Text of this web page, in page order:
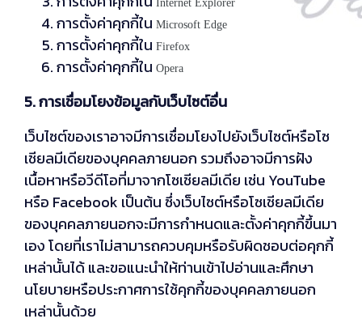
Internet Explorer
การตั้งค่าคุกกี้ใน Microsoft Edge
การตั้งค่าคุกกี้ใน Firefox
การตั้งค่าคุกกี้ใน Opera
5. การเชื่อมโยงข้อมูลกับเว็บไซต์อื่น
เว็บไซต์ของเราอาจมีการเชื่อมโยงไปยังเว็บไซต์หรือโซ
เชียลมีเดียของบุคคลภายนอก รวมถึงอาจมีการฝัง
เนื้อหาหรือวีดีโอที่มาจากโซเชียลมีเดีย เช่น YouTube
หรือ Facebook เป็นต้น ซึ่งเว็บไซต์หรือโซเชียลมีเดีย
ของบุคคลภายนอกจะมีการกำหนดและตั้งค่าคุกกี้ขึ้นมา
เอง โดยที่เราไม่สามารถควบคุมหรือรับผิดชอบต่อคุกกี้
เหล่านั้นได้ และขอแนะนำให้ท่านเข้าไปอ่านและศึกษา
นโยบายหรือประกาศการใช้คุกกี้ของบุคคลภายนอก
เหล่านั้นด้วย